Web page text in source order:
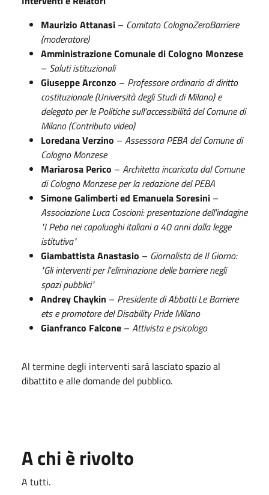
Maurizio Attanasi – Comitato ColognoZeroBarriere
(moderatore)
Amministrazione Comunale di Cologno Monzese
– Saluti istituzionali
Giuseppe Arconzo – Professore ordinario di diritto
costituzionale (Università degli Studi di Milano) e
delegato per le Politiche sull'accessibilità del Comune di
Milano(Contributo video)
Loredana Verzino – Assessora PEBA del Comune di
Cologno Monzese
Mariarosa Perico – Architetta incaricata dal Comune
di Cologno Monzese per la redazione del PEBA
Simone Galimberti ed Emanuela Soresini –
Associazione Luca Coscioni: presentazione dell'indagine
"I Peba nei capoluoghi italiani a 40 anni dalla legge
istitutiva"
Giambattista Anastasio – Giornalista deIl Giorno:
"Gli interventi per l'eliminazione delle barriere negli
spazi pubblici"
Andrey Chaykin – Presidente diAbbatti Le Barriere
etse promotore delDisability Pride Milano
Gianfranco Falcone – Attivista e psicologo
Al termine degli interventi sarà lasciato spazio al
dibattito e alle domande del pubblico.
A chi è rivolto
A tutti.